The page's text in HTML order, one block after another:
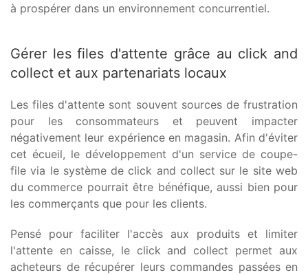
à prospérer dans un environnement concurrentiel.
Gérer les files d'attente grâce au click and
collect et aux partenariats locaux
Les files d'attente sont souvent sources de frustration
pour les consommateurs et peuvent impacter
négativement leur expérience en magasin. Afin d'éviter
cet écueil, le développement d'un service de coupe-
file via le système de click and collect sur le site web
du commerce pourrait être bénéfique, aussi bien pour
les commerçants que pour les clients.
Pensé pour faciliter l'accès aux produits et limiter
l'attente en caisse, le click and collect permet aux
acheteurs de récupérer leurs commandes passées en